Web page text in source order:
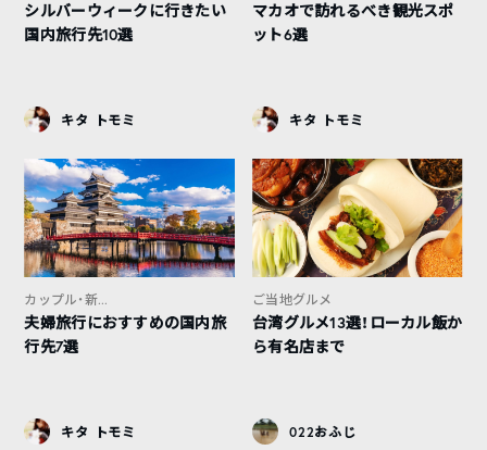
シルバーウィークに行きたい
国内旅行先10選
キタ トモミ
マカオで訪れるべき観光スポ
ット6選
キタ トモミ
カップル・新...
夫婦旅行におすすめの国内旅
行先7選
キタ トモミ
ご当地グルメ
台湾グルメ13選！ローカル飯か
ら有名店まで
022おふじ